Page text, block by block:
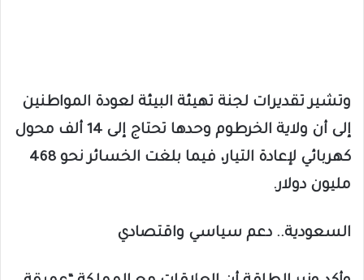
وتشير تقديرات لجنة تهيئة البيئة لعودة المواطنين
إلى أن ولاية الخرطوم وحدها تحتاج إلى 14 ألف محول
كهربائي لإعادة التيار، فيما بلغت الخسائر نحو 468
مليون دولار.
السعودية.. دعم سياسي واقتصادي